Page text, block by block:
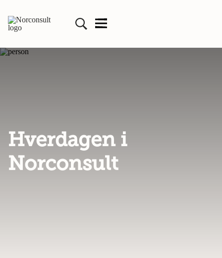
Hverdagen i
Norconsult